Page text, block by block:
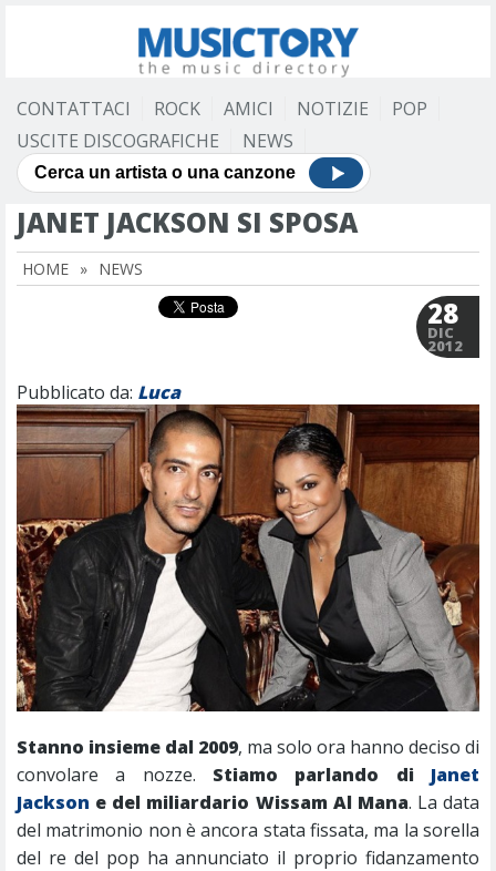
CONTATTACI ROCK AMICI NOTIZIE
POP
USCITE DISCOGRAFICHE
NEWS
JANET JACKSON SI SPOSA
HOME » NEWS
28
DIC
2012
Pubblicato da: Luca
Stanno insieme dal 2009, ma solo ora hanno deciso di
convolare a nozze. Stiamo parlando di Janet
Jackson e del miliardario Wissam Al Mana. La data
del matrimonio non è ancora stata fissata, ma la sorella
del re del pop ha annunciato il proprio fidanzamento